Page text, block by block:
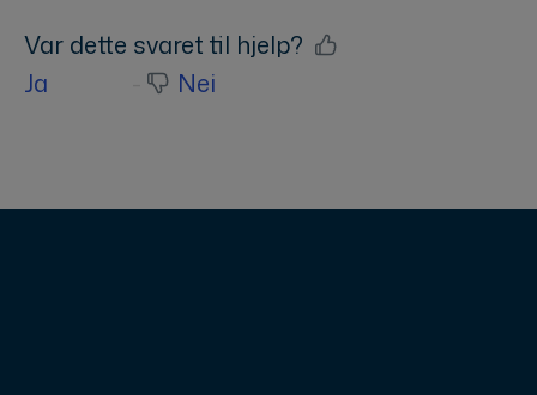
Var dette svaret til hjelp?
Ja
Nei